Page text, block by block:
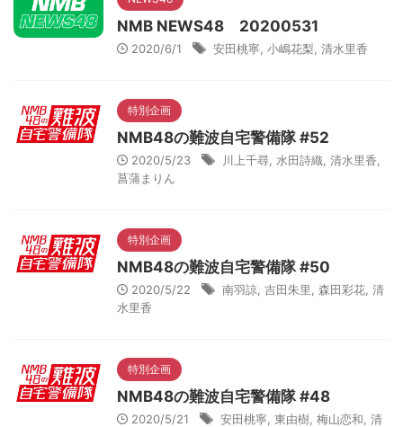
NMB NEWS48 20200531
2020/6/1 安田桃寧 小嶋花梨 清水里香
特別企画
NMB48の難波自宅警備隊 #52
2020/5/23 川上千尋 水田詩織 清水里香
菖蒲まりん
特別企画
NMB48の難波自宅警備隊 #50
2020/5/22 南羽諒 吉田朱里 森田彩花 清
水里香
特別企画
NMB48の難波自宅警備隊 #48
2020/5/21 安田桃寧 東由樹 梅山恋和 清